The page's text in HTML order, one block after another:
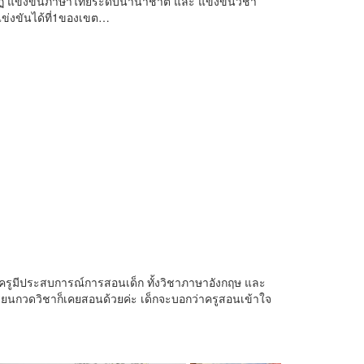
งขันได้ที่1ของเขต…
ประสบการณ์การสอนเด็ก ทั้งวิชาภาษาอังกฤษ และ
กวดวิชาก็เคยสอนด้วยค่ะ เด็กจะบอกว่าครูสอนเข้าใจ